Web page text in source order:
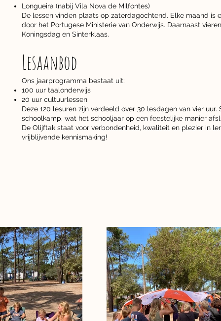
Longueira (nabij Vila Nova de Milfontes)
De lessen vinden plaats op zaterdagochtend. Elke maand
door het Portugese Ministerie van Onderwijs. Daarnaast
Koningsdag en Sinterklaas.
Lesaanbod
Ons jaarprogramma bestaat uit:
100 uur taalonderwijs
20 uur cultuurlessen
Deze 120 lesuren zijn verdeeld over 30 lesdagen van vier
schoolkamp, wat het schooljaar op een feestelijke manier
De Olijftak staat voor verbondenheid, kwaliteit en plezier in
vrijblijvende kennismaking!